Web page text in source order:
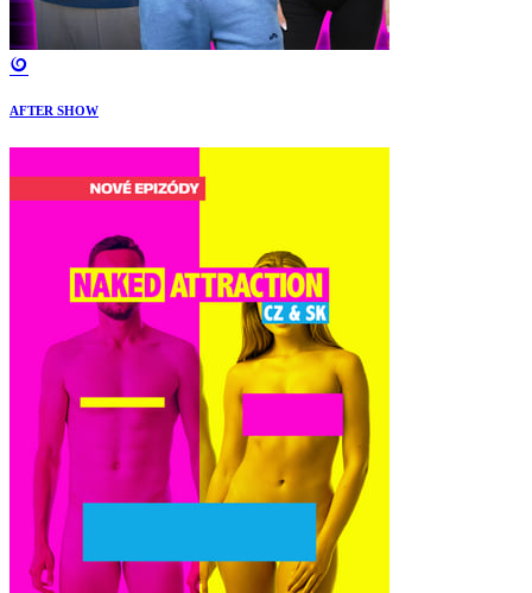
AFTER SHOW